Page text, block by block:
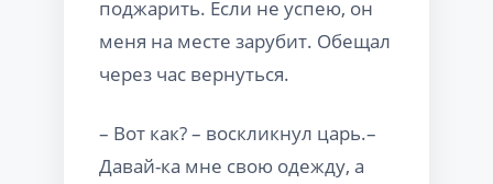
поджарить. Если не успею, он
меня на месте зарубит. Обещал
через час вернуться.
– Вот как? – воскликнул царь.–
Давай-ка мне свою одежду, а